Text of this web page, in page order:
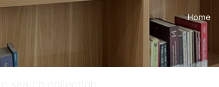
Home